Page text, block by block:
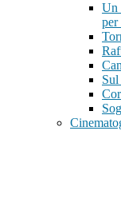
Un
per